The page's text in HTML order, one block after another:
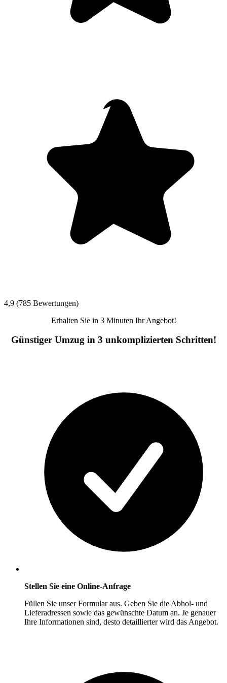
4,9 (785 Bewertungen)
Erhalten Sie in 3 Minuten Ihr Angebot!
Günstiger Umzug in 3 unkomplizierten Schritten!
Stellen Sie eine Online-Anfrage
Füllen Sie unser Formular aus. Geben Sie die Abhol- und
Lieferadressen sowie das gewünschte Datum an. Je genauer
Ihre Informationen sind, desto detaillierter wird das Angebot.